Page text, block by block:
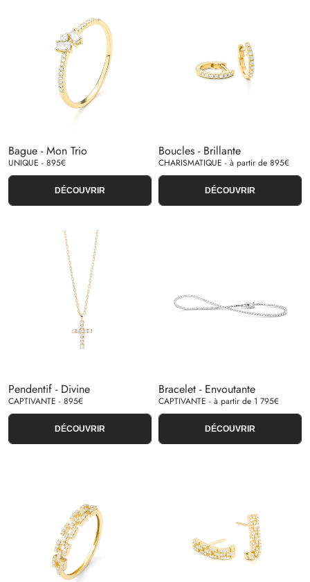
Bague - Mon Trio
UNIQUE - 895€
DÉCOUVRIR
Boucles - Brillante
CHARISMATIQUE - à partir de 895€
DÉCOUVRIR
Pendentif - Divine
CAPTIVANTE - 895€
DÉCOUVRIR
Bracelet - Envoutante
CAPTIVANTE - à partir de 1 795€
DÉCOUVRIR